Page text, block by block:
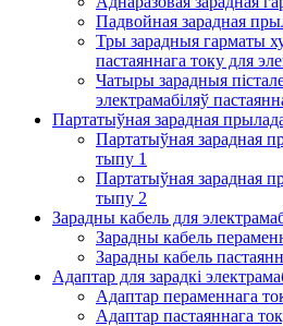
Падвойная зарадная
Тры зарадныя гарматы
пастаяннага току для
Чатыры зарадныя
электрамабіляў
Партатыўная зарадная
Партатыўная зарадная
тыпу 1
Партатыўная зарадная
тыпу 2
Зарадны кабель для
Зарадны кабель
Зарадны кабель
Адаптар для зарадкі
Адаптар пераменнага
Адаптар пастаяннага